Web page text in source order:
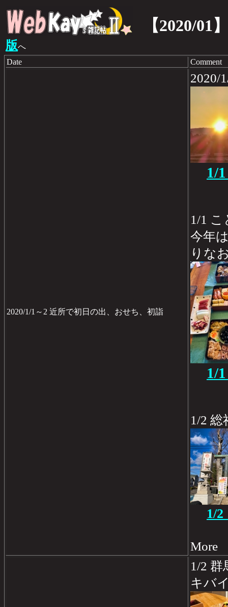
【2020/01
版へ
Date
Comment
2020/1/1～2 近所で初日の出、おせち、初詣
2020/
1/
1/1
今年
りな
1/
1/2 総
1/
1/2
キバ